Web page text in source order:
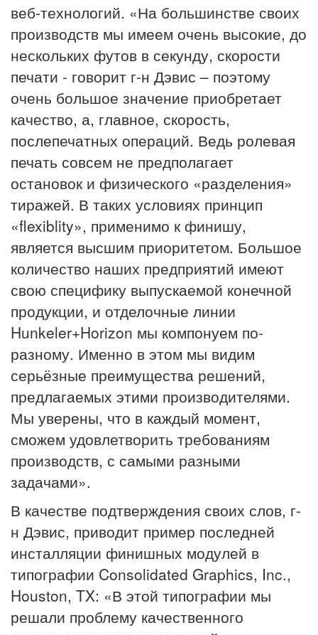
веб-технологий. «На большинстве своих
производств мы имеем очень высокие, до
нескольких футов в секунду, скорости
печати - говорит г-н Дэвис – поэтому
очень большое значение приобретает
качество, а, главное, скорость,
послепечатных операций. Ведь ролевая
печать совсем не предполагает
остановок и физического «разделения»
тиражей. В таких условиях принцип
«flexiblity», применимо к финишу,
является высшим приоритетом. Большое
количество наших предприятий имеют
свою специфику выпускаемой конечной
продукции, и отделочные линии
Hunkeler+Horizon мы компонуем по-
разному. Именно в этом мы видим
серьёзные преимущества решений,
предлагаемых этими производителями.
Мы уверены, что в каждый момент,
сможем удовлетворить требованиям
производств, с самыми разными
задачами».
В качестве подтверждения своих слов, г-
н Дэвис, приводит пример последней
инсталляции финишных модулей в
типографии Consolidated Graphics, Inc.,
Houston, TX: «В этой типографии мы
решали проблему качественного